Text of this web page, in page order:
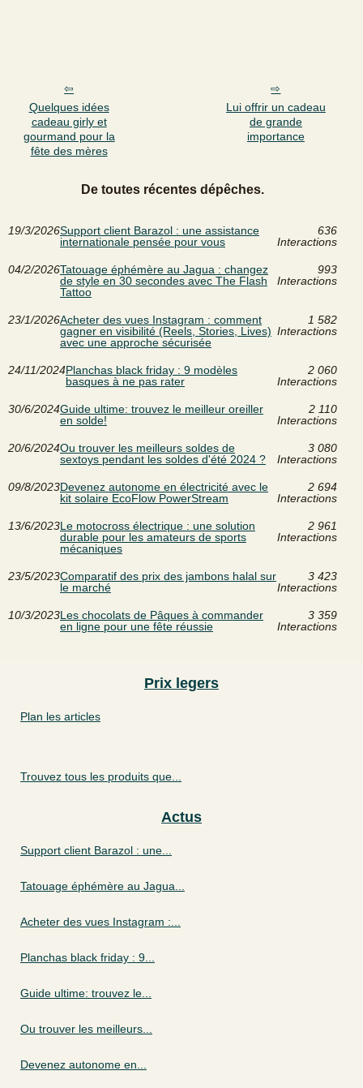
Quelques idées
cadeau girly et
gourmand pour la
fête des mères
Lui offrir un cadeau
de grande
importance
De toutes récentes dépêches.
19/3/2026Support client Barazol : une assistance
internationale pensée pour vous
636
Interactions
04/2/2026Tatouage éphémère au Jagua : changez
de style en 30 secondes avec The Flash
Tattoo
993
Interactions
23/1/2026Acheter des vues Instagram : comment
gagner en visibilité (Reels, Stories, Lives)
avec une approche sécurisée
1 582
Interactions
24/11/2024Planchas black friday : 9 modèles
basques à ne pas rater
2 060
Interactions
30/6/2024Guide ultime: trouvez le meilleur oreiller
en solde!
2 110
Interactions
20/6/2024Ou trouver les meilleurs soldes de
sextoys pendant les soldes d'été 2024 ?
3 080
Interactions
09/8/2023Devenez autonome en électricité avec le
kit solaire EcoFlow PowerStream
2 694
Interactions
13/6/2023Le motocross électrique : une solution
durable pour les amateurs de sports
mécaniques
2 961
Interactions
23/5/2023Comparatif des prix des jambons halal sur
le marché
3 423
Interactions
10/3/2023Les chocolats de Pâques à commander
en ligne pour une fête réussie
3 359
Interactions
Prix legers
Plan les articles
Trouvez tous les produits que...
Actus
Support client Barazol : une...
Tatouage éphémère au Jagua...
Acheter des vues Instagram :...
Planchas black friday : 9...
Guide ultime: trouvez le...
Ou trouver les meilleurs...
Devenez autonome en...